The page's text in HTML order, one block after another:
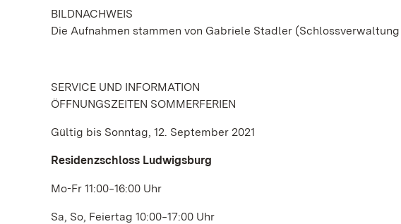
BILDNACHWEIS
Die Aufnahmen stammen von Gabriele Stadler
SERVICE UND INFORMATION
ÖFFNUNGSZEITEN SOMMERFERIEN
Gültig bis Sonntag, 12. September 2021
Residenzschloss Ludwigsburg
Mo-Fr 11:00‒16:00 Uhr
Sa, So, Feiertag 10:00‒17:00 Uhr